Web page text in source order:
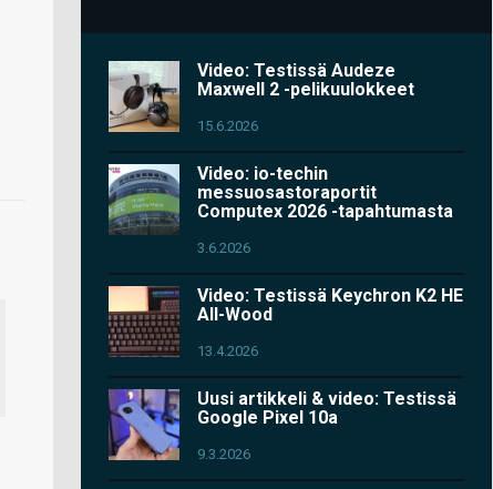
Video: Testissä Audeze
Maxwell 2 -pelikuulokkeet
15.6.2026
Video: io-techin
messuosastoraportit
Computex 2026 -tapahtumasta
3.6.2026
Video: Testissä Keychron K2 HE
All-Wood
13.4.2026
Uusi artikkeli & video: Testissä
Google Pixel 10a
9.3.2026